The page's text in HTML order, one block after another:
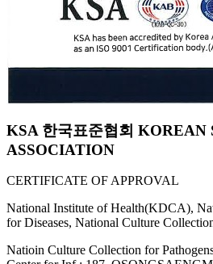
KSA 한국표준협회 KOREAN
ASSOCIATION
CERTIFICATE OF APPROVAL
National Institute of Health(KDCA),
for Diseases, National Culture
Natioin Culture Collection for